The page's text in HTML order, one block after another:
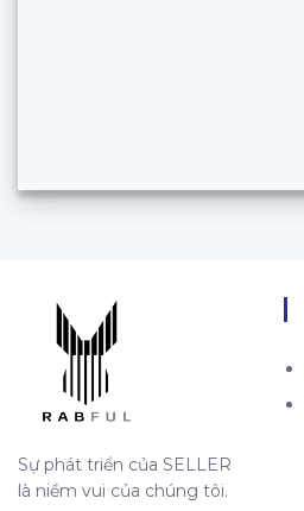
Sự phát triển của SELLER
là niềm vui của chúng tôi.